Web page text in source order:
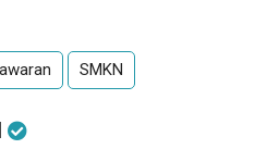
SMKN